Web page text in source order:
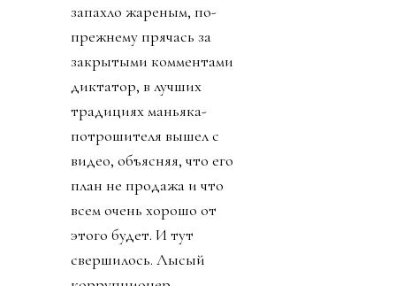
запахло жареным, по-
прежнему прячась за
закрытыми комментами
диктатор, в лучших
традициях маньяка-
потрошителя вышел с
видео, объясняя, что его
план не продажа и что
всем очень хорошо от
этого будет. И тут
свершилось. Лысый